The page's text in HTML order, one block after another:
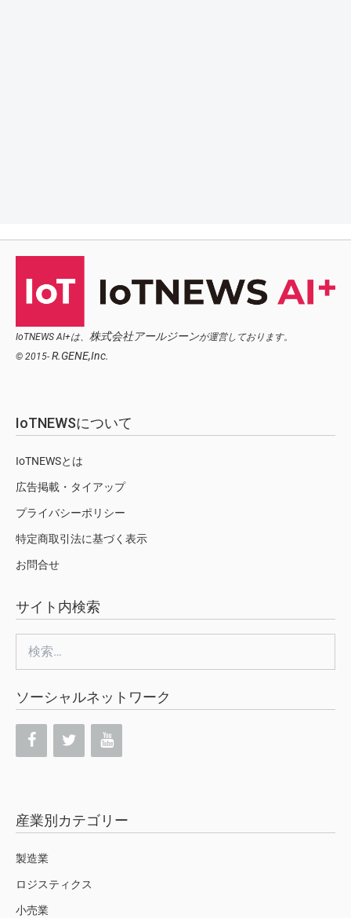
IoTNEWS AI+は、 株式会社アールジーンが運営しております。
© 2015- R.GENE,Inc.
IoTNEWSについて
IoTNEWSとは
広告掲載・タイアップ
プライバシーポリシー
特定商取引法に基づく表示
お問合せ
サイト内検索
索:
ソーシャルネットワーク
産業別カテゴリー
製造業
ロジスティクス
小売業